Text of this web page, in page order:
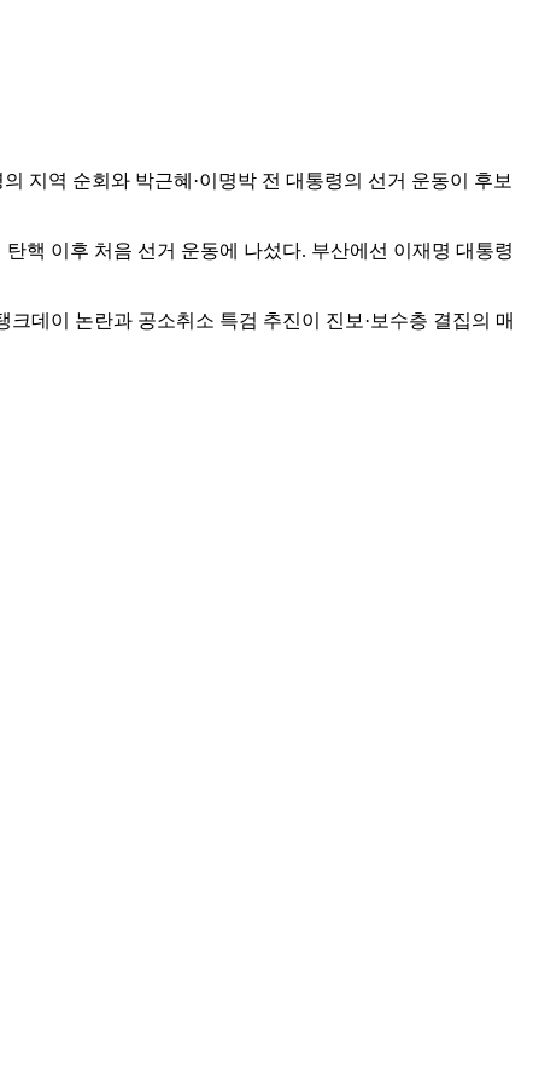
지역 순회와 박근혜·이명박 전 대통령의 선거 운동이 후보
핵 이후 처음 선거 운동에 나섰다. 부산에선 이재명 대통령
데이 논란과 공소취소 특검 추진이 진보·보수층 결집의 매